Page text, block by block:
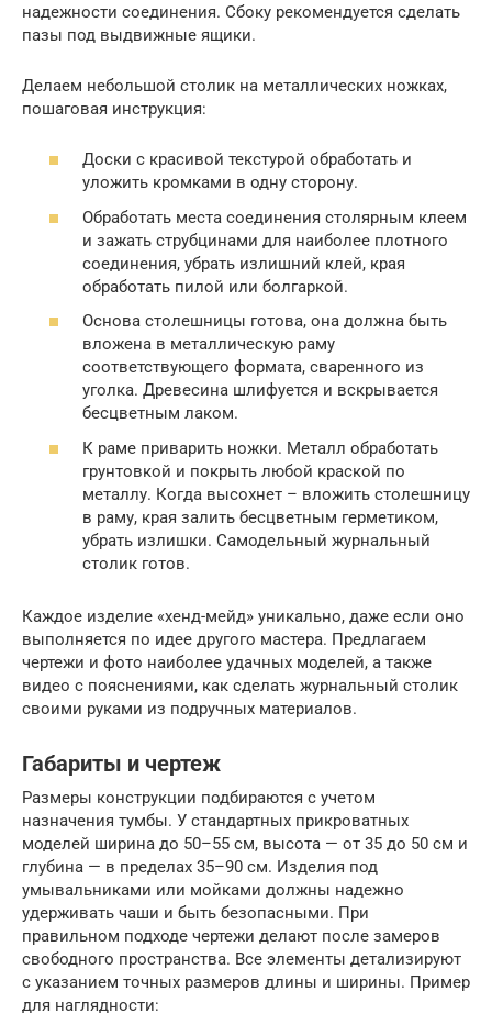
надежности соединения. Сбоку рекомендуется сделать
пазы под выдвижные ящики.
Делаем небольшой столик на металлических ножках,
пошаговая инструкция:
Доски с красивой текстурой обработать и
уложить кромками в одну сторону.
Обработать места соединения столярным клеем
и зажать струбцинами для наиболее плотного
соединения, убрать излишний клей, края
обработать пилой или болгаркой.
Основа столешницы готова, она должна быть
вложена в металлическую раму
соответствующего формата, сваренного из
уголка. Древесина шлифуется и вскрывается
бесцветным лаком.
К раме приварить ножки. Металл обработать
грунтовкой и покрыть любой краской по
металлу. Когда высохнет – вложить столешницу
в раму, края залить бесцветным герметиком,
убрать излишки. Самодельный журнальный
столик готов.
Каждое изделие «хенд-мейд» уникально, даже если оно
выполняется по идее другого мастера. Предлагаем
чертежи и фото наиболее удачных моделей, а также
видео с пояснениями, как сделать журнальный столик
своими руками из подручных материалов.
Габариты и чертеж
Размеры конструкции подбираются с учетом
назначения тумбы. У стандартных прикроватных
моделей ширина до 50–55 см, высота — от 35 до 50 см и
глубина — в пределах 35–90 см. Изделия под
умывальниками или мойками должны надежно
удерживать чаши и быть безопасными. При
правильном подходе чертежи делают после замеров
свободного пространства. Все элементы детализируют
с указанием точных размеров длины и ширины. Пример
для наглядности: